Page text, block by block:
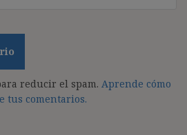
reducir el spam. Aprende cómo
tus comentarios.